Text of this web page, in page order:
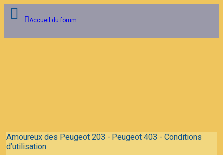
Accueil du forum
Amoureux des Peugeot 203 - Peugeot 403 - Conditions
d’utilisation